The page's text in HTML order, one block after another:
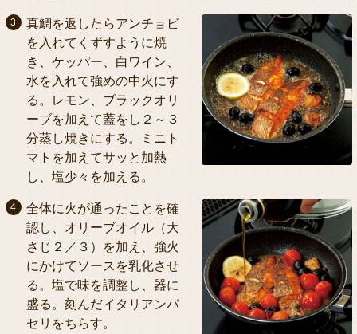
真鯛を返したらアンチョビ
を入れてくずすように焼
き、ケッパー、白ワイン、
水を入れて強めの中火にす
る。レモン、ブラックオリ
ーブを加えて蓋をし２～３
分蒸し焼きにする。ミニト
マトを加えてサッと加熱
し、塩少々を加える。
全体に火が通ったことを確
認し、オリーブオイル（大
さじ２／３）を加え、強火
にかけてソースを乳化させ
る。塩で味を調整し、器に
盛る。刻んだイタリアンパ
セリをちらす。